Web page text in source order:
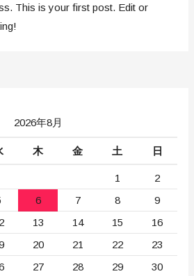
This is your first post. Edit or
2026年8月
木 金 土 日
1
2
6 7 8
9
13 14 15
16
20 21 22
23
27 28 29
30